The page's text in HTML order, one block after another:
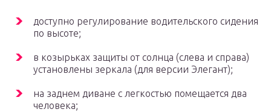
доступно регулирование водительского сидения
по высоте;
в козырьках защиты от солнца (слева и справа)
установлены зеркала (для версии Элегант);
на заднем диване с легкостью помещается два
человека;